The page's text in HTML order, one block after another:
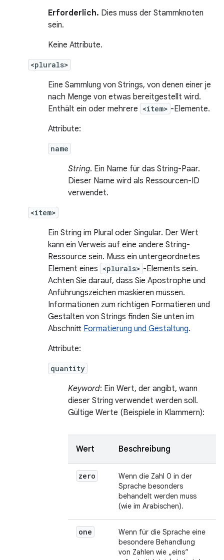
Erforderlich. Dies muss der Stammknoten
sein.
Keine Attribute.
<plurals>
Eine Sammlung von Strings, von denen einer je
nach Menge von etwas bereitgestellt wird.
Enthält ein oder mehrere <item> -Elemente.
Attribute:
name
String. Ein Name für das String-Paar.
Dieser Name wird als Ressourcen-ID
verwendet.
<item>
Ein String im Plural oder Singular. Der Wert
kann ein Verweis auf eine andere String-
Ressource sein. Muss ein untergeordnetes
Element eines <plurals> -Elements sein.
Achten Sie darauf, dass Sie Apostrophe und
Anführungszeichen maskieren müssen.
Informationen zum richtigen Formatieren und
Gestalten von Strings finden Sie unten im
Abschnitt Formatierung und Gestaltung.
Attribute:
quantity
Keyword: Ein Wert, der angibt, wann
dieser String verwendet werden soll.
Gültige Werte (Beispiele in Klammern):
Wert Beschreibung
zero
Wenn die Zahl 0 in der
Sprache besonders
behandelt werden muss
(wie im Arabischen).
one
Wenn für die Sprache eine
besondere Behandlung
von Zahlen wie „eins“